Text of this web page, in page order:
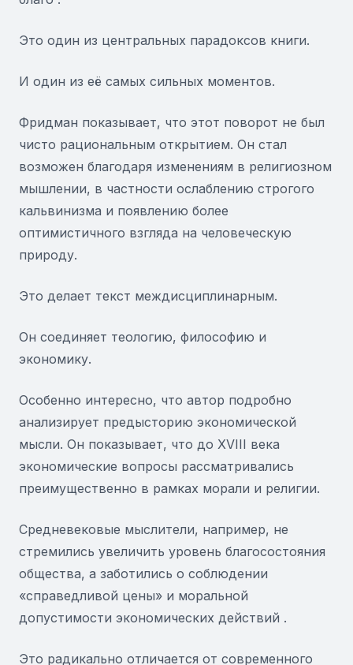
Это один из центральных парадоксов книги.
И один из её самых сильных моментов.
Фридман показывает, что этот поворот не был
чисто рациональным открытием. Он стал
возможен благодаря изменениям в религиозном
мышлении, в частности ослаблению строгого
кальвинизма и появлению более
оптимистичного взгляда на человеческую
природу.
Это делает текст междисциплинарным.
Он соединяет теологию, философию и
экономику.
Особенно интересно, что автор подробно
анализирует предысторию экономической
мысли. Он показывает, что до XVIII века
экономические вопросы рассматривались
преимущественно в рамках морали и религии.
Средневековые мыслители, например, не
стремились увеличить уровень благосостояния
общества, а заботились о соблюдении
«справедливой цены» и моральной
допустимости экономических действий .
Это радикально отличается от современного